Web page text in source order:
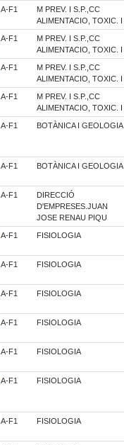
A-F1
M PREV. I S.P.,CC
ALIMENTACIO, TOXIC. I
A-F1
M PREV. I S.P.,CC
ALIMENTACIO, TOXIC. I
A-F1
M PREV. I S.P.,CC
ALIMENTACIO, TOXIC. I
A-F1
M PREV. I S.P.,CC
ALIMENTACIO, TOXIC. I
A-F1 BOTÀNICA I GEOLOGIA
A-F1 BOTÀNICA I GEOLOGIA
A-F1
DIRECCIÓ
D'EMPRESES.JUAN
JOSE RENAU PIQU
A-F1 FISIOLOGIA
A-F1 FISIOLOGIA
A-F1 FISIOLOGIA
A-F1 FISIOLOGIA
A-F1 FISIOLOGIA
A-F1 FISIOLOGIA
A-F1 FISIOLOGIA